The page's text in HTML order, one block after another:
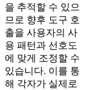
을 추적할 수 있으
므로 향후 도구 호
출을 사용자의 사
용 패턴과 선호도
에 맞게 조정할 수
있습니다. 이를 통
해 각자가 실제로